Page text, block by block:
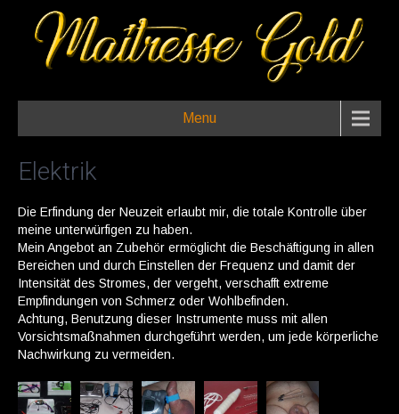
Menu
Elektrik
Die Erfindung der Neuzeit erlaubt mir, die totale Kontrolle über
meine unterwürfigen zu haben.
Mein Angebot an Zubehör ermöglicht die Beschäftigung in allen
Bereichen und durch Einstellen der Frequenz und damit der
Intensität des Stromes, der vergeht, verschafft extreme
Empfindungen von Schmerz oder Wohlbefinden.
Achtung, Benutzung dieser Instrumente muss mit allen
Vorsichtsmaßnahmen durchgeführt werden, um jede körperliche
Nachwirkung zu vermeiden.